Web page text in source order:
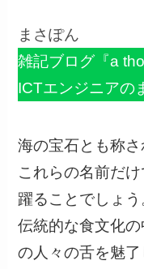
まさぽん
雑記ブログ『a
ICTエンジニアの
海の宝石とも称さ
これらの名前だ
躍ることでしょ
伝統的な食文化
の人々の舌を魅